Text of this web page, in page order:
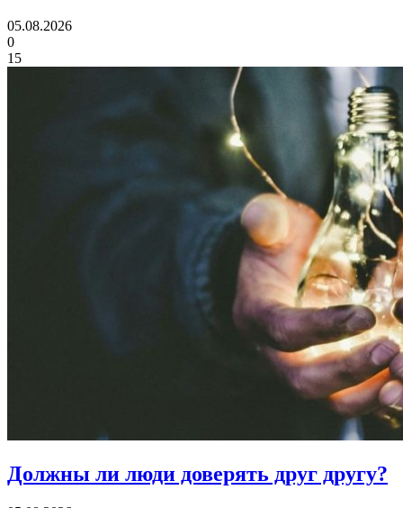
05.08.2026
0
15
Должны ли люди доверять друг другу?